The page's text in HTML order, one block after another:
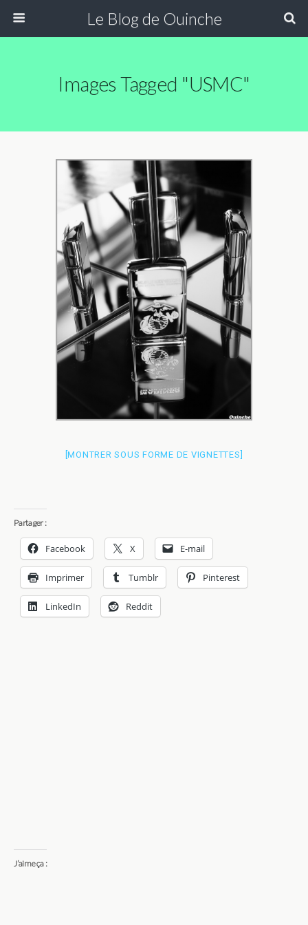
Le Blog de Ouinche
Images Tagged "USMC"
[MONTRER SOUS FORME DE VIGNETTES]
Partager :
Facebook X E-mail
Imprimer Tumblr Pinterest
LinkedIn Reddit
J’aime ça :